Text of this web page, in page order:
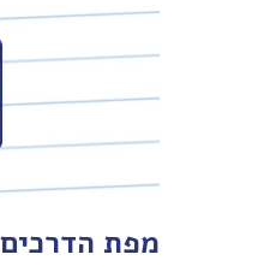
מפת הדרכים